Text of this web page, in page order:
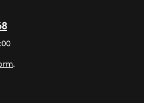
.
– opens in a new browser tab
– opens in a new
on Pinterest – opens in a new
on X – opens in a new browser